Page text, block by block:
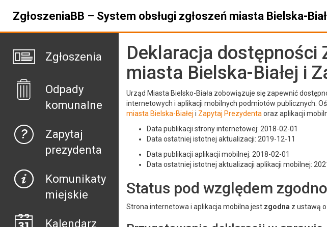
ZgłoszeniaBB – System obsługi zgłoszeń miasta Bielska-
Zgłoszenia
Odpady
komunalne
Zapytaj
prezydenta
Komunikaty
miejskie
Kalendarz
Deklaracja dostępności
miasta Bielska-Białej i
Urząd Miasta Bielsko-Biała zobowiązuje się zapewnić
internetowych i aplikacji mobilnych podmiotów publicznych.
miasta Bielska-Białej i Zapytaj Prezydenta oraz aplikacji
Data publikacji strony internetowej: 2018-02-01
Data ostatniej istotnej aktualizacji: 2019-12-11
Data publikacji aplikacji mobilnej: 2018-02-01
Data ostatniej istotnej aktualizacji aplikacji mobilnej:
Status pod względem
Strona internetowa i aplikacja mobilna jest zgodna z ustawą